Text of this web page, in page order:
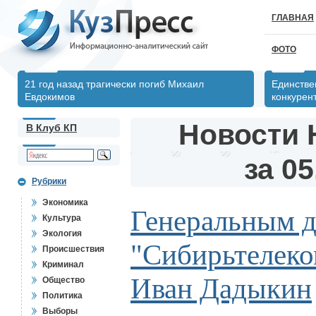
ГЛАВНАЯ
ФОТО
21 год назад трагически погиб Михаил
Евдокимов
В Клуб КП
Рубрики
Экономика
Культура
Экология
Происшествия
Криминал
Общество
Политика
Выборы
Новости
за
Генеральным
Иван Дадыкин